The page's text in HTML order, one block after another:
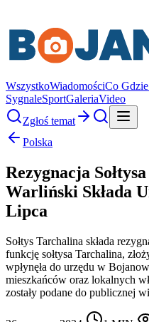
WszystkoWiadomościCo
SygnaleSportGaleriaVideo
Zgłoś temat
Polska
Rezygnacja
Warliński Składa
Lipca
Sołtys Tarchalina składa
funkcję sołtysa Tarchalina,
wpłynęła do urzędu w
mieszkańców oraz lokalnych
zostały podane do publicznej